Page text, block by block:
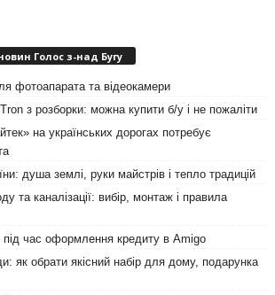
Голос з-над Бугу
фотоапарата та відеокамери
з розборки: можна купити б/у і не пожаліти
на українських дорогах потребує
душа землі, руки майстрів і тепло традицій
та каналізації: вибір, монтаж і правила
під час оформлення кредиту в Amigo
як обрати якісний набір для дому, подарунка